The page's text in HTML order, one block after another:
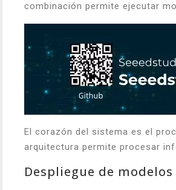
combinación permite ejecutar
El corazón del sistema es el
arquitectura permite procesar
Despliegue de